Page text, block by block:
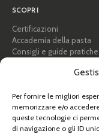
Per fornire le migliori
memorizzare e/o
queste tecnologie ci
di navigazione o gli ID
SCOPRI
Certificazioni
Accademia della pasta
Consigli e guide pratiche
Professionisti e B2B
AIUTO
FAQ e supporto